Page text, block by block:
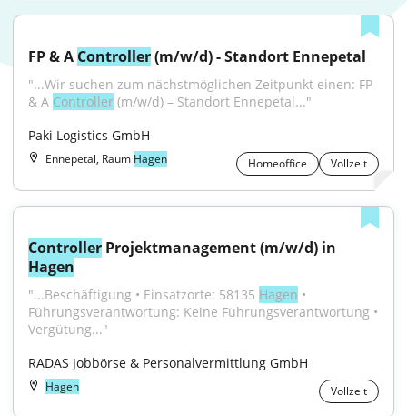
FP & A Controller (m/w/d) - Standort Ennepetal
"...Wir suchen zum nächstmöglichen Zeitpunkt einen: FP
& A Controller (m/w/d) – Standort Ennepetal..."
Paki Logistics GmbH
Ennepetal, Raum Hagen Homeoffice Vollzeit
Controller
Hagen
"...Beschäftigung • Einsatzorte: 58135 Hagen •
Führungsverantwortung: Keine Führungsverantwortung •
Vergütung..."
RADAS Jobbörse & Personalvermittlung GmbH
Hagen Vollzeit